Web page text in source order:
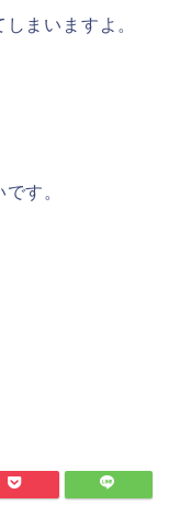
まいますよ。
す。